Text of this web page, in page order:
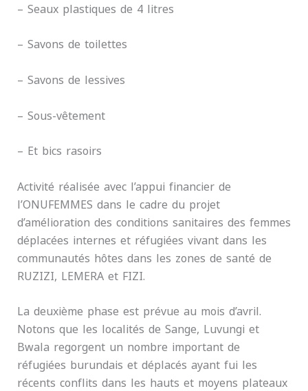
– Seaux plastiques de 4 litres
– Savons de toilettes
– Savons de lessives
– Sous-vêtement
– Et bics rasoirs
Activité réalisée avec l’appui financier de
l’ONUFEMMES dans le cadre du projet
d’amélioration des conditions sanitaires des femmes
déplacées internes et réfugiées vivant dans les
communautés hôtes dans les zones de santé de
RUZIZI, LEMERA et FIZI.
La deuxième phase est prévue au mois d’avril.
Notons que les localités de Sange, Luvungi et
Bwala regorgent un nombre important de
réfugiées burundais et déplacés ayant fui les
récents conflits dans les hauts et moyens plateaux